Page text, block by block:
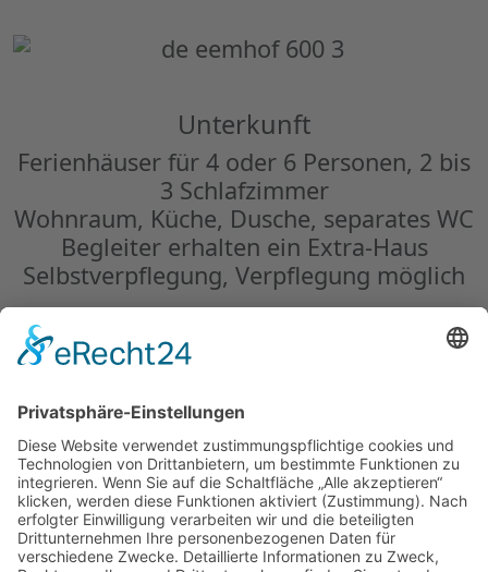
Unterkunft
Ferienhäuser für 4 oder 6 Personen, 2 bis
3 Schlafzimmer
Wohnraum, Küche, Dusche, separates WC
Begleiter erhalten ein Extra-Haus
Selbstverpflegung, Verpflegung möglich
Sie erhalten ein individuelles Angebot.
Buchungsanfrage